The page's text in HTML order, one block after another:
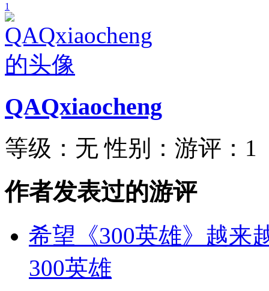
1
QAQxiaocheng
等级： 无 性别： 游评： 1
作者发表过的游评
希望《300英雄》越来
300英雄